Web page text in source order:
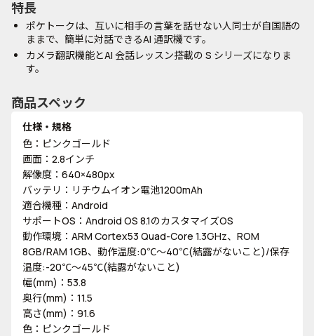
特長
ポケトークは、互いに相手の言葉を話せない人同士が自国語の
ままで、簡単に対話できるAI 通訳機です。
カメラ翻訳機能とAI 会話レッスン搭載の S シリーズになりま
す。
商品スペック
仕様・規格
色：ピンクゴールド
画面：2.8インチ
解像度：640×480px
バッテリ：リチウムイオン電池1200mAh
適合機種：Android
サポートOS：Android OS 8.1のカスタマイズOS
動作環境：ARM Cortex53 Quad-Core 1.3GHz、ROM
8GB/RAM 1GB、動作温度:0℃～40℃(結露がないこと)/保存
温度:-20℃～45℃(結露がないこと)
幅(mm)：53.8
奥行(mm)：11.5
高さ(mm)：91.6
色：ピンクゴールド